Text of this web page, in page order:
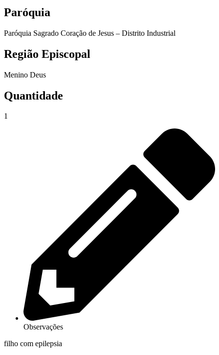
Paróquia
Paróquia Sagrado Coração de Jesus – Distrito Industrial
Região Episcopal
Menino Deus
Quantidade
1
Observações
filho com epilepsia